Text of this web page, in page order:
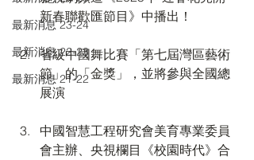
最新消息 23-24
最新消息 22-23
最新消息 21-22
新春聯歡匯節目》中播出！
省級中國舞比賽「第七屆灣區藝術
節」的「金獎」，並將參與全國總
展演
中國智慧工程研究會美育專業委員
會主辦、央視欄目《校園時代》合